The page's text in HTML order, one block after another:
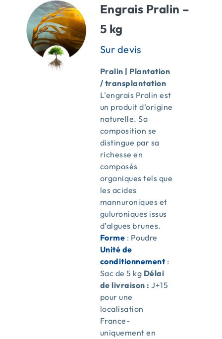
Engrais Pralin –
5 kg
Pralin | Plantation
/ transplantation
L'engrais Pralin est
un produit d’origine
naturelle. Sa
composition se
distingue par sa
richesse en
composés
organiques tels que
les acides
mannuroniques et
guluroniques issus
d’algues brunes.
Forme : Poudre
Unité de
conditionnement:
Sac de 5 kg Délai
de livraison : J+15
pour une
localisation
France-
uniquement en